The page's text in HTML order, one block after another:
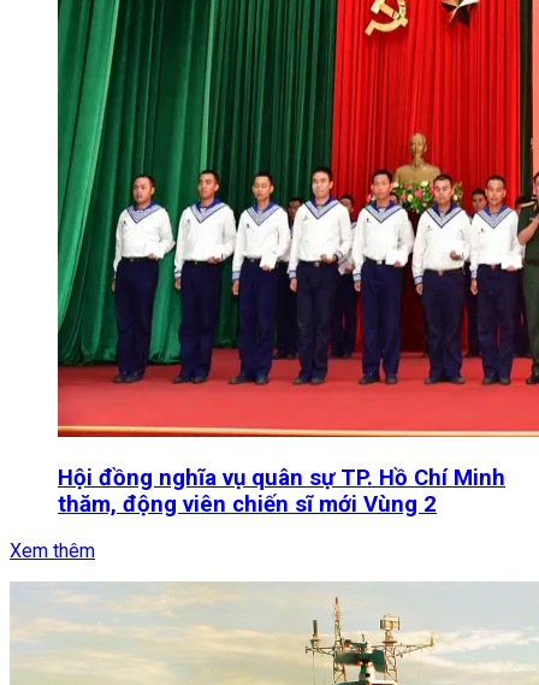
Hội đồng nghĩa vụ quân sự TP. Hồ Chí Minh
thăm, động viên chiến sĩ mới Vùng 2
Xem thêm